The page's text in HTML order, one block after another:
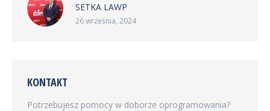
SETKA LAWP
26 września, 2024
KONTAKT
Potrzebujesz pomocy w doborze oprogramowania?